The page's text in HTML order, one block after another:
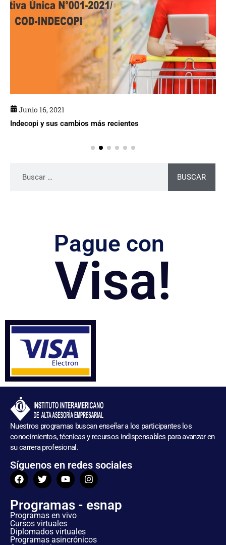
Junio 16, 2021
Indecopi y sus cambios más recientes
BUSCAR
Pague con
Visa!
Nuestros programas buscan enseñar a los participantes los
conocimientos, técnicas y recursos indispensables para avanzar en
su carrera profesional.
Síguenos en redes sociales
Programas - esnap
Programas en vivo
Cursos virtuales
Diplomados virtuales
Programas asincrónicos